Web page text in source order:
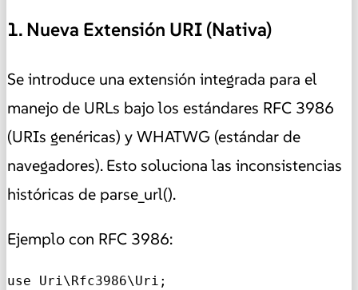
1. Nueva Extensión URI (Nativa)
Se introduce una extensión integrada para el
manejo de URLs bajo los estándares RFC 3986
(URIs genéricas) y WHATWG (estándar de
navegadores). Esto soluciona las inconsistencias
históricas de parse_url().
Ejemplo con RFC 3986:
use Uri\Rfc3986\Uri;